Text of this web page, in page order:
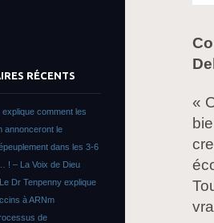
«
RÉCENTS
comment les
annonceront le
dans les 3-6
! – La Voix de Dieu
Le Dr Tenpenny explique
à ARNm
de